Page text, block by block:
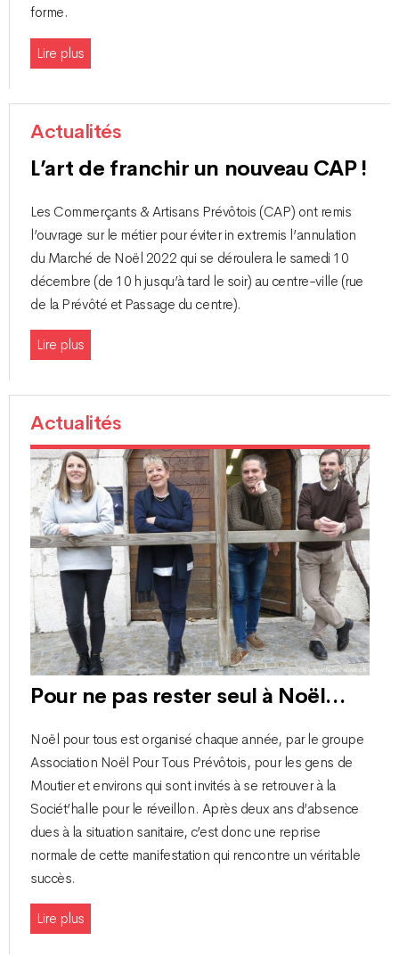
forme.
Lire plus
Actualités
L’art de franchir un nouveau CAP !
Les Commerçants & Artisans Prévôtois (CAP) ont remis
l’ouvrage sur le métier pour éviter in extremis l’annulation
du Marché de Noël 2022 qui se déroulera le samedi 10
décembre (de 10 h jusqu’à tard le soir) au centre-ville (rue
de la Prévôté et Passage du centre).
Lire plus
Actualités
Pour ne pas rester seul à Noël…
Noël pour tous est organisé chaque année, par le groupe
Association Noël Pour Tous Prévôtois, pour les gens de
Moutier et environs qui sont invités à se retrouver à la
Sociét’halle pour le réveillon. Après deux ans d’absence
dues à la situation sanitaire, c’est donc une reprise
normale de cette manifestation qui rencontre un véritable
succès.
Lire plus